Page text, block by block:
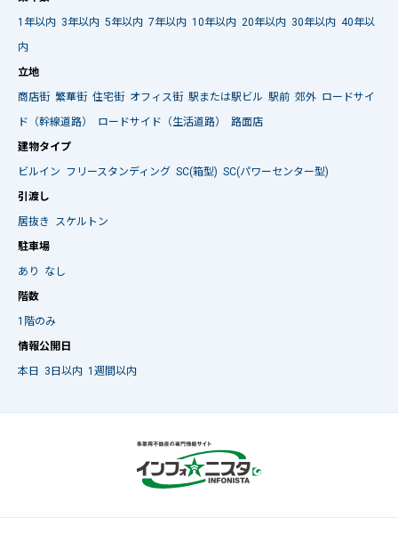
1年以内 3年以内 5年以内 7年以内 10年以内 20年以内 30年以内 40年以
内
立地
商店街 繁華街 住宅街 オフィス街 駅または駅ビル 駅前 郊外 ロードサイ
ド（幹線道路）
ロードサイド（生活道路）
路面店
建物タイプ
ビルイン フリースタンディング SC(箱型) SC(パワーセンター型)
引渡し
居抜き
スケルトン
駐車場
あり
なし
階数
1階のみ
情報公開日
本日 3日以内 1週間以内